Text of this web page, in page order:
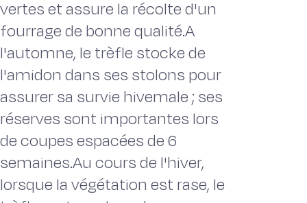
vertes et assure la récolte d'un
fourrage de bonne qualité.A
l'automne, le trèfle stocke de
l'amidon dans ses stolons pour
assurer sa survie hivemale ; ses
réserves sont importantes lors
de coupes espacées de 6
semaines.Au cours de l'hiver,
lorsque la végétation est rase, le